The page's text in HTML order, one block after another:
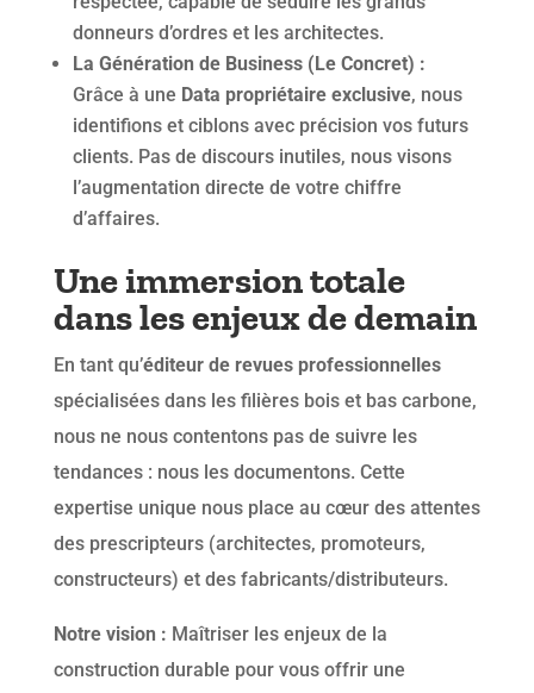
donneurs d’ordres et les architectes.
La Génération de Business (Le Concret) :
Grâce à une Data propriétaire exclusive, nous
identifions et ciblons avec précision vos futurs
clients. Pas de discours inutiles, nous visons
l’augmentation directe de votre chiffre
d’affaires.
Une immersion totale
dans les enjeux de demain
En tant qu’éditeur de revues professionnelles
spécialisées dans les filières bois et bas carbone,
nous ne nous contentons pas de suivre les
tendances : nous les documentons. Cette
expertise unique nous place au cœur des attentes
des prescripteurs (architectes, promoteurs,
constructeurs) et des fabricants/distributeurs.
Notre vision : Maîtriser les enjeux de la
construction durable pour vous offrir une